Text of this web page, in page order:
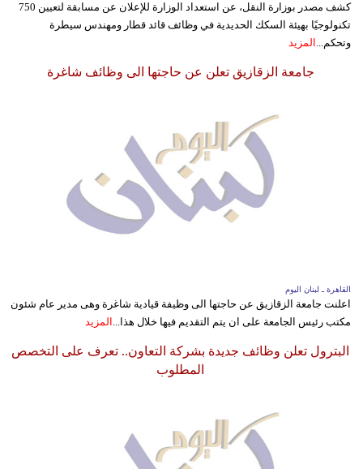
كشف مصدر بوزارة النقل، عن استعداد الوزارة للإعلان عن مسابقة لتعيين 750
تكنولوجيًا بهيئة السكك الحديدية في وظائف قائد قطار ومهندس سيطرة
وتحكم... المزيد
جامعة الزقازيق تعلن عن حاجتها الى وظائف شاغرة
القاهرة ـ لبنان اليوم
اعلنت جامعة الزقازيق عن حاجتها الى وظيفة قيادية شاغرة وهى مدير عام شئون
مكتب رئيس الجامعة على ان يتم التقديم فيها خلال هذا... المزيد
البترول تعلن وظائف جديدة بشركة التعاون.. تعرف على التخصص
المطلوب